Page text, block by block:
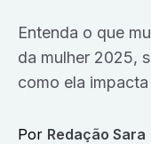
Entenda o que mudou na nova cartilha de saúde
da mulher 2025,
como ela
Por Redação Sara